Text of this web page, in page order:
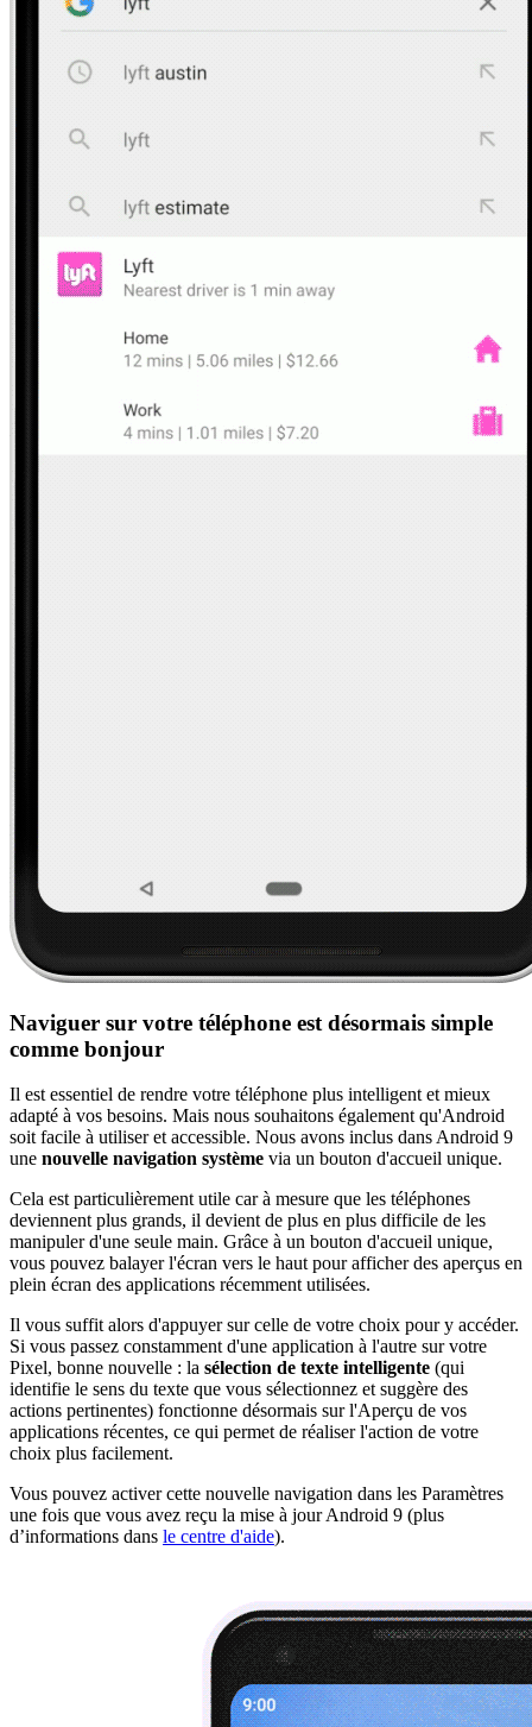
Naviguer sur votre téléphone est désormais simple
comme bonjour
Il est essentiel de rendre votre téléphone plus intelligent et mieux
adapté à vos besoins. Mais nous souhaitons également qu'Android
soit facile à utiliser et accessible. Nous avons inclus dans Android 9
une nouvelle navigation système via un bouton d'accueil unique.
Cela est particulièrement utile car à mesure que les téléphones
deviennent plus grands, il devient de plus en plus difficile de les
manipuler d'une seule main. Grâce à un bouton d'accueil unique,
vous pouvez balayer l'écran vers le haut pour afficher des aperçus en
plein écran des applications récemment utilisées.
Il vous suffit alors d'appuyer sur celle de votre choix pour y accéder.
Si vous passez constamment d'une application à l'autre sur votre
Pixel, bonne nouvelle : la sélection de texte intelligente (qui
identifie le sens du texte que vous sélectionnez et suggère des
actions pertinentes) fonctionne désormais sur l'Aperçu de vos
applications récentes, ce qui permet de réaliser l'action de votre
choix plus facilement.
Vous pouvez activer cette nouvelle navigation dans les Paramètres
une fois que vous avez reçu la mise à jour Android 9 (plus
d’informations dans le centre d'aide).